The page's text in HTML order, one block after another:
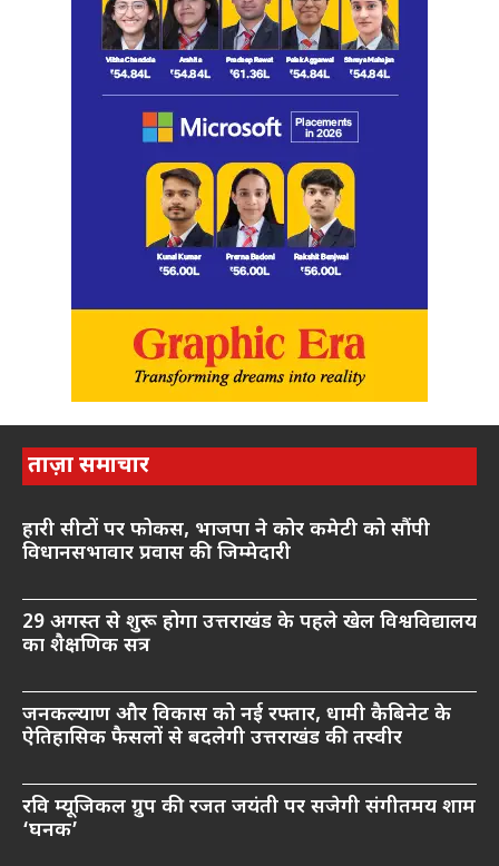
ताज़ा समाचार
हारी सीटों पर फोकस, भाजपा ने कोर कमेटी को सौंपी
विधानसभावार प्रवास की जिम्मेदारी
29 अगस्त से शुरू होगा उत्तराखंड के पहले खेल विश्वविद्यालय
का शैक्षणिक सत्र
जनकल्याण और विकास को नई रफ्तार, धामी कैबिनेट के
ऐतिहासिक फैसलों से बदलेगी उत्तराखंड की तस्वीर
रवि म्यूजिकल ग्रुप की रजत जयंती पर सजेगी संगीतमय शाम
‘घनक’